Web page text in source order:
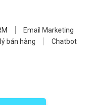
Email Marketing
bán hàng
Chatbot